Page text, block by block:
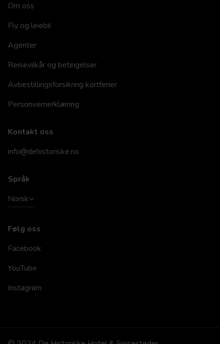
Om oss
Fly og leiebil
Agenter
Reisevilkår og betingelser
Avbestillingsforsikring kortferier
Personvernerklæring
Kontakt oss
info@dehistoriske.no
Språk
Norsk
Følg oss
Facebook
YouTube
Instagram